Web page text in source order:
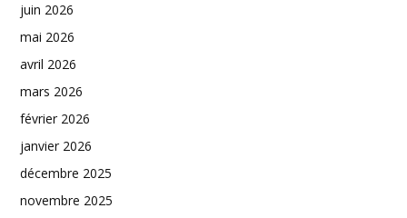
juin 2026
mai 2026
avril 2026
mars 2026
février 2026
janvier 2026
décembre 2025
novembre 2025